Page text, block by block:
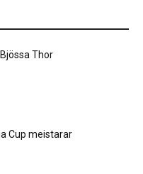
Thor
Cup meistarar